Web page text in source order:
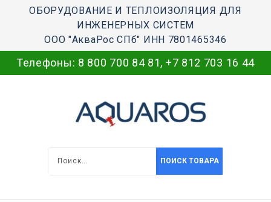
ОБОРУДОВАНИЕ И ТЕПЛОИЗОЛЯЦИЯ ДЛЯ
ИНЖЕНЕРНЫХ СИСТЕМ
ООО "АкваРос СПб" ИНН 7801465346
Телефоны: 8 800 700 84 81, +7 812 703 16 44
ПОИСК ТОВАРА